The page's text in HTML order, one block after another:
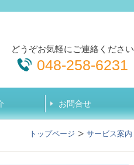
どうぞお気軽にご連絡ください
048-258-6231
お問合せ
トップページ サービス案内